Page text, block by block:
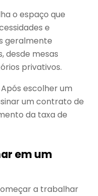
o espaço que
e
geralmente
desde mesas
privativos.
Após escolher um
um contrato de
da taxa de
em um
a trabalhar